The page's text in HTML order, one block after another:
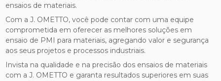
ensaios de materiais.
Com a J. OMETTO, você pode contar com uma equipe
comprometida em oferecer as melhores soluções em
ensaio de PMI para materiais, agregando valor e segurança
aos seus projetos e processos industriais.
Invista na qualidade e na precisão dos ensaios de materiais
com a J. OMETTO e garanta resultados superiores em suas